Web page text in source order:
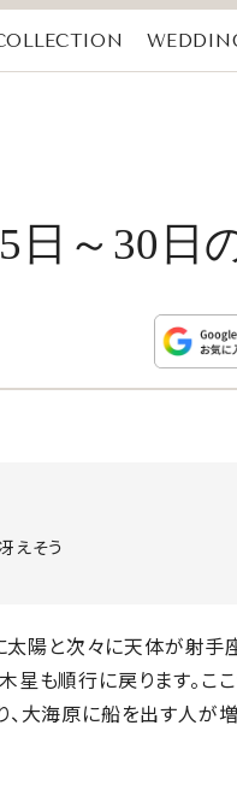
日～30日
えそう
陽と次々に天体が射手
星も順行に戻ります。こ
大海原に船を出す人が増